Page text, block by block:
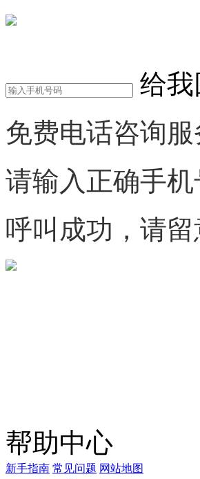
给
免费电话咨询
请输入正确手机
呼叫成功，请
帮助中心
新手指南 常见问题 网站地图